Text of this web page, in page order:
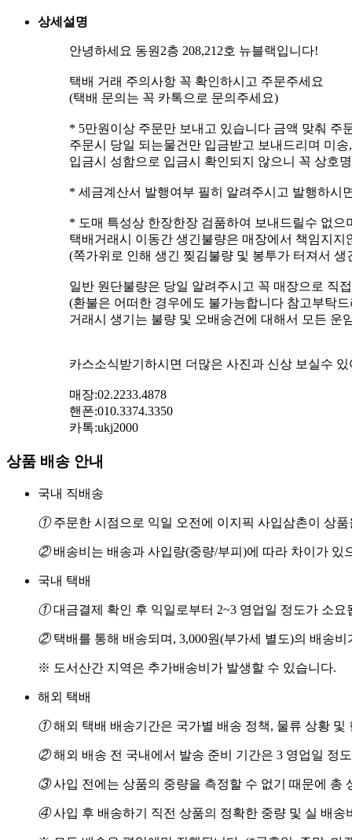
상세설명
안녕하세요 동원2층 208,212호 뉴블랙입니다!
택배 거래 주의사항 꼭 확인하시고 주문주세요
(택배 문의는 꼭 카톡으로 문의주세요)
* 5만원이상 주문만 보내고 있습니다 금액 맞춰 주
주문시 당일 되는물건만 입금받고 보내드리며 미
입금시 성함으로 입금시 확인되지 않으니 꼭 상호
* 세금계산서 발행여부 필히 알려주시고 발행하시
* 도매 특성상 한장한장 검품하여 보내드릴수 없으
택배거래시 이동간 생긴불량은 매장에서 책임지지
(쪽가위로 인해 생긴 찢김불량 및 봉투가 터져서 생
일반 원단불량은 당일 알려주시고 꼭 매장으로 직
(환불은 어떠한 경우에도 불가능합니다 참고부탁
거래시 생기는 불량 및 오배송건에 대해서 모든
카스소식받기하시면 더많은 사진과 신상 보실수
매장:02.2233.4878
핸폰:010.3374.3350
카톡:ukj2000
상품 배송 안내
국내 직배송
①주문한 시점으로 익일 오전에 이지픽 사입삼촌이 상
②배송비는 배송과 사입량(중량/부피)에 따라 차이가 있
국내 택배
①대금결제 확인 후 익일로부터 2~3 영업일 정도가 소요
②택배를 통해 배송되며, 3,000원(부가세 별도)의 배송비
※ 도서산간 지역은 추가배송비가 발생할 수 있습니다.
해외 택배
①해외 택배 배송기간은 국가별 배송 정책, 물류 상황 및
②해외 배송 전 국내에서 발송 준비 기간은 3 영업일 정
③사입 전에는 상품의 중량을 측정할 수 없기 때문에 총
④사입 후 배송하기 직전 상품의 정확한 중량 및 실 배